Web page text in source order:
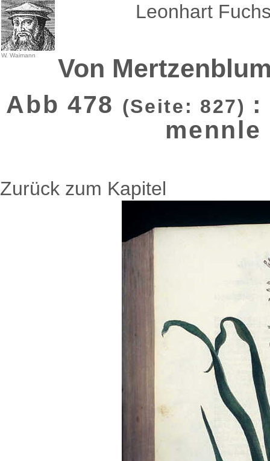
W. Waimann
Leonhart
Von
Abb 478 (Seite: 827) :
mennle
Zurück zum Kapitel